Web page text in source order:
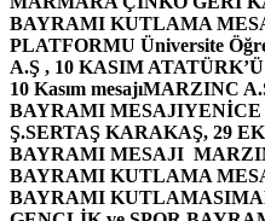
BAYRAMI KUTLAMA
PLATFORMU Üniversite
A.Ş , 10 KASIM
10 Kasım mesajıMARZINC
BAYRAMI MESAJI
Ş.SERTAŞ KARAKAŞ, 29
BAYRAMI MESAJI
BAYRAMI KUTLAMA
BAYRAMI KUTLAMASI